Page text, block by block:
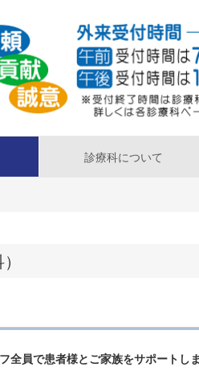
診療科について
全員で患者様とご家族をサポートしま